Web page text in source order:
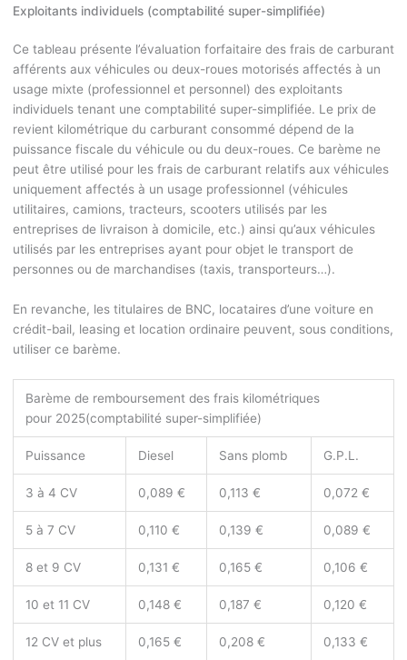
Exploitants individuels (comptabilité super-simplifiée)
Ce tableau présente l’évaluation forfaitaire des frais de carburant
afférents aux véhicules ou deux-roues motorisés affectés à un
usage mixte (professionnel et personnel) des exploitants
individuels tenant une comptabilité super-simplifiée. Le prix de
revient kilométrique du carburant consommé dépend de la
puissance fiscale du véhicule ou du deux-roues. Ce barème ne
peut être utilisé pour les frais de carburant relatifs aux véhicules
uniquement affectés à un usage professionnel (véhicules
utilitaires, camions, tracteurs, scooters utilisés par les
entreprises de livraison à domicile, etc.) ainsi qu’aux véhicules
utilisés par les entreprises ayant pour objet le transport de
personnes ou de marchandises (taxis, transporteurs…).
En revanche, les titulaires de BNC, locataires d’une voiture en
crédit-bail, leasing et location ordinaire peuvent, sous conditions,
utiliser ce barème.
Barème de remboursement des frais kilométriques
pour 2025(comptabilité super-simplifiée)
Puissance Diesel Sans plomb G.P.L.
3 à 4 CV 0,089 € 0,113 € 0,072 €
5 à 7 CV 0,110 € 0,139 € 0,089 €
8 et 9 CV 0,131 € 0,165 € 0,106 €
10 et 11 CV 0,148 € 0,187 € 0,120 €
12 CV et plus 0,165 € 0,208 € 0,133 €